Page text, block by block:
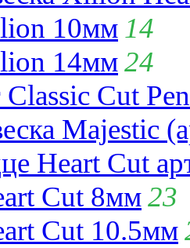
10мм 14
14мм24
Cut
Majestic
Heart Cut
Cut 8мм23
Cut 10.5мм